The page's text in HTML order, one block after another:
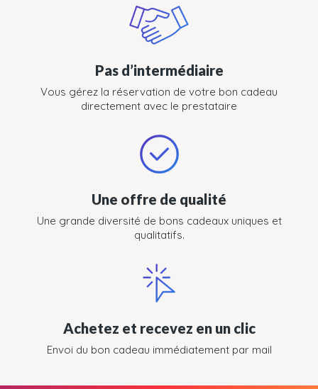
Pas d’intermédiaire
Vous gérez la réservation de votre bon cadeau
directement avec le prestataire
Une offre de qualité
Une grande diversité de bons cadeaux uniques et
qualitatifs.
Achetez et recevez en un clic
Envoi du bon cadeau immédiatement par mail